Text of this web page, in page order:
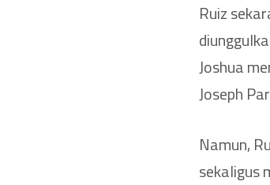
Ruiz
Joshua
Joseph
Namun,
sekaligus